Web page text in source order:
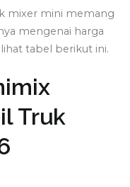
mixer mini memang
mengenai harga
tabel berikut ini.
Truk